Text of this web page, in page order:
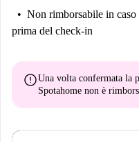
Non rimborsabile in
prima del check-in
errorUna volta confermata la
Spotahome non è